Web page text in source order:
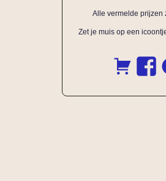
Alle vermelde prijzen
Zet je muis op een